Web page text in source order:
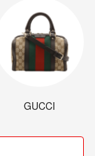
GUCCI